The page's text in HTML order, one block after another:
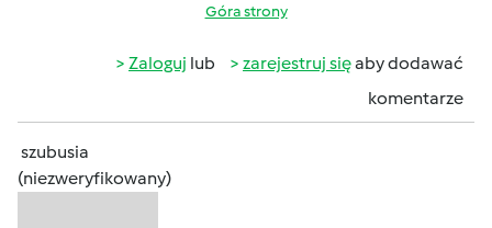
Góra strony
Zaloguj lub zarejestruj sięaby dodawać
komentarze
szubusia
(niezweryfikowany)